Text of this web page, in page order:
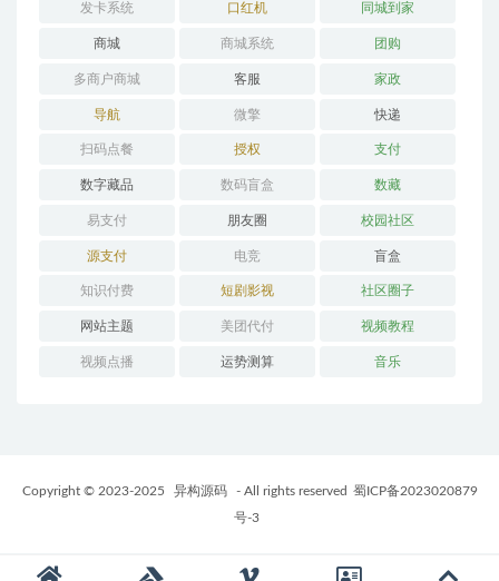
发卡系统 口红机 同城到家
商城 商城系统 团购
多商户商城 客服 家政
导航 微擎 快递
扫码点餐 授权 支付
数字藏品 数码盲盒 数藏
易支付 朋友圈 校园社区
源支付 电竞 盲盒
知识付费 短剧影视 社区圈子
网站主题 美团代付 视频教程
视频点播 运势测算 音乐
Copyright © 2023-2025 异构源码 - All rights reserved 蜀ICP备2023020879
号-3